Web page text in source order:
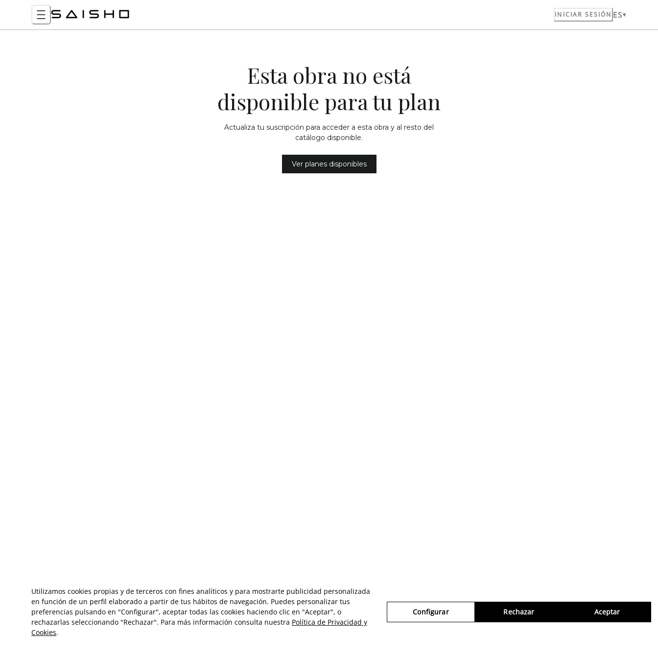
INICIAR SESIÓN ES
Esta obra no está
disponible para tu plan
Actualiza tu suscripción para acceder a esta obra y al resto del
catálogo disponible.
Ver planes disponibles
Utilizamos cookies propias y de terceros con fines analíticos y para mostrarte publicidad personalizada
en función de un perfil elaborado a partir de tus hábitos de navegación. Puedes personalizar tus
preferencias pulsando en "Configurar", aceptar todas las cookies haciendo clic en "Aceptar", o
rechazarlas seleccionando "Rechazar". Para más información consulta nuestra Política de Privacidad y
Cookies.
Configurar Rechazar Aceptar